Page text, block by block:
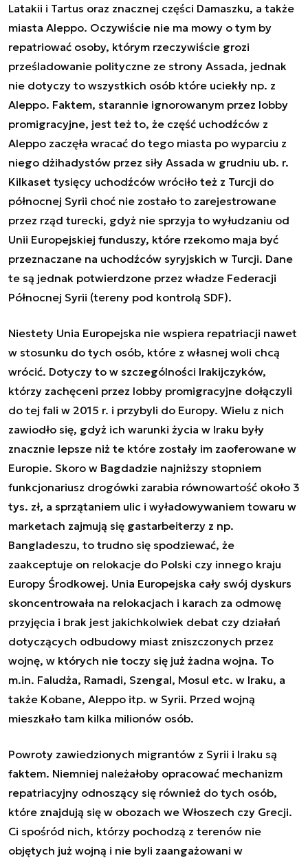
Latakii i Tartus oraz znacznej części Damaszku, a także
miasta Aleppo. Oczywiście nie ma mowy o tym by
repatriować osoby, którym rzeczywiście grozi
prześladowanie polityczne ze strony Assada, jednak
nie dotyczy to wszystkich osób które uciekły np. z
Aleppo. Faktem, starannie ignorowanym przez lobby
promigracyjne, jest też to, że część uchodźców z
Aleppo zaczęła wracać do tego miasta po wyparciu z
niego dżihadystów przez siły Assada w grudniu ub. r.
Kilkaset tysięcy uchodźców wróciło też z Turcji do
północnej Syrii choć nie zostało to zarejestrowane
przez rząd turecki, gdyż nie sprzyja to wyłudzaniu od
Unii Europejskiej funduszy, które rzekomo maja być
przeznaczane na uchodźców syryjskich w Turcji. Dane
te są jednak potwierdzone przez władze Federacji
Północnej Syrii (tereny pod kontrolą SDF).
Niestety Unia Europejska nie wspiera repatriacji nawet
w stosunku do tych osób, które z własnej woli chcą
wrócić. Dotyczy to w szczególności Irakijczyków,
którzy zachęceni przez lobby promigracyjne dołączyli
do tej fali w 2015 r. i przybyli do Europy. Wielu z nich
zawiodło się, gdyż ich warunki życia w Iraku były
znacznie lepsze niż te które zostały im zaoferowane w
Europie. Skoro w Bagdadzie najniższy stopniem
funkcjonariusz drogówki zarabia równowartość około 3
tys. zł, a sprzątaniem ulic i wyładowywaniem towaru w
marketach zajmują się gastarbeiterzy z np.
Bangladeszu, to trudno się spodziewać, że
zaakceptuje on relokacje do Polski czy innego kraju
Europy Środkowej. Unia Europejska cały swój dyskurs
skoncentrowała na relokacjach i karach za odmowę
przyjęcia i brak jest jakichkolwiek debat czy działań
dotyczących odbudowy miast zniszczonych przez
wojnę, w których nie toczy się już żadna wojna. To
m.in. Faludża, Ramadi, Szengal, Mosul etc. w Iraku, a
także Kobane, Aleppo itp. w Syrii. Przed wojną
mieszkało tam kilka milionów osób.
Powroty zawiedzionych migrantów z Syrii i Iraku są
faktem. Niemniej należałoby opracować mechanizm
repatriacyjny odnoszący się również do tych osób,
które znajdują się w obozach we Włoszech czy Grecji.
Ci spośród nich, którzy pochodzą z terenów nie
objętych już wojną i nie byli zaangażowani w